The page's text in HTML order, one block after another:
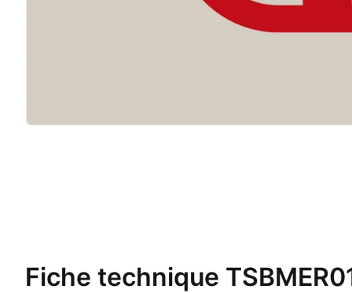
Fiche technique